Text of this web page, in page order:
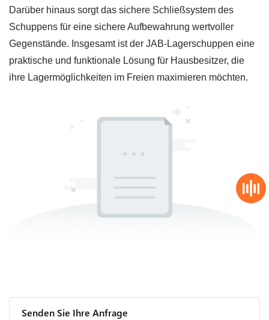
Darüber hinaus sorgt das sichere Schließsystem des
Schuppens für eine sichere Aufbewahrung wertvoller
Gegenstände. Insgesamt ist der JAB-Lagerschuppen eine
praktische und funktionale Lösung für Hausbesitzer, die
ihre Lagermöglichkeiten im Freien maximieren möchten.
Senden Sie Ihre Anfrage